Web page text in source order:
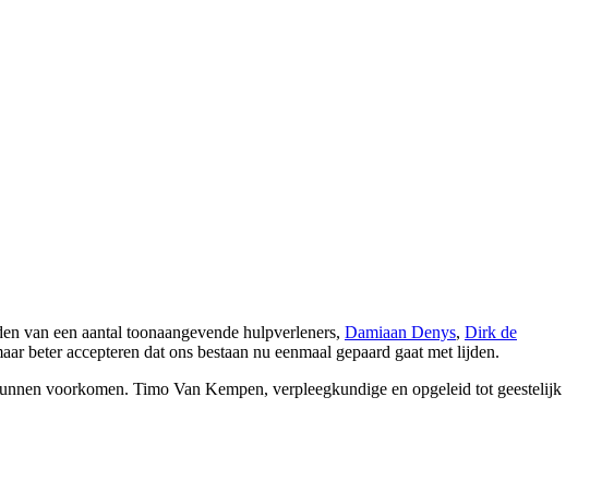
van een aantal toonaangevende hulpverleners, Damiaan Denys, Dirk de
beter accepteren dat ons bestaan nu eenmaal gepaard gaat met lijden.
voorkomen. Timo Van Kempen, verpleegkundige en opgeleid tot geestelijk